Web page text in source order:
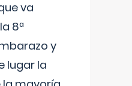
va
8ª
y
lugar la